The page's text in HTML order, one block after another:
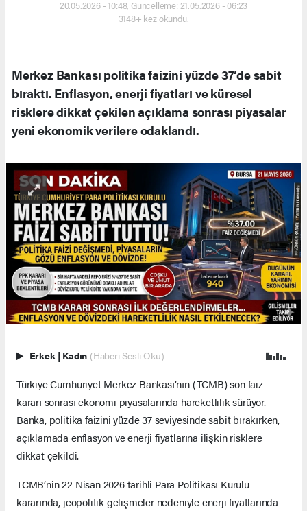
20.05.2026 - 10:48, Güncelleme: 21.05.2026 - 06:23
3148+ kez okundu.
Merkez Bankası politika faizini yüzde 37’de sabit
bıraktı. Enflasyon, enerji fiyatları ve küresel
risklere dikkat çekilen açıklama sonrası piyasalar
yeni ekonomik verilere odaklandı.
Erkek | Kadın (Haberi Sesli Oku)
Türkiye Cumhuriyet Merkez Bankası’nın (TCMB) son faiz
kararı sonrası ekonomi piyasalarında hareketlilik sürüyor.
Banka, politika faizini yüzde 37 seviyesinde sabit bırakırken,
açıklamada enflasyon ve enerji fiyatlarına ilişkin risklere
dikkat çekildi.
TCMB’nin 22 Nisan 2026 tarihli Para Politikası Kurulu
kararında, jeopolitik gelişmeler nedeniyle enerji fiyatlarında